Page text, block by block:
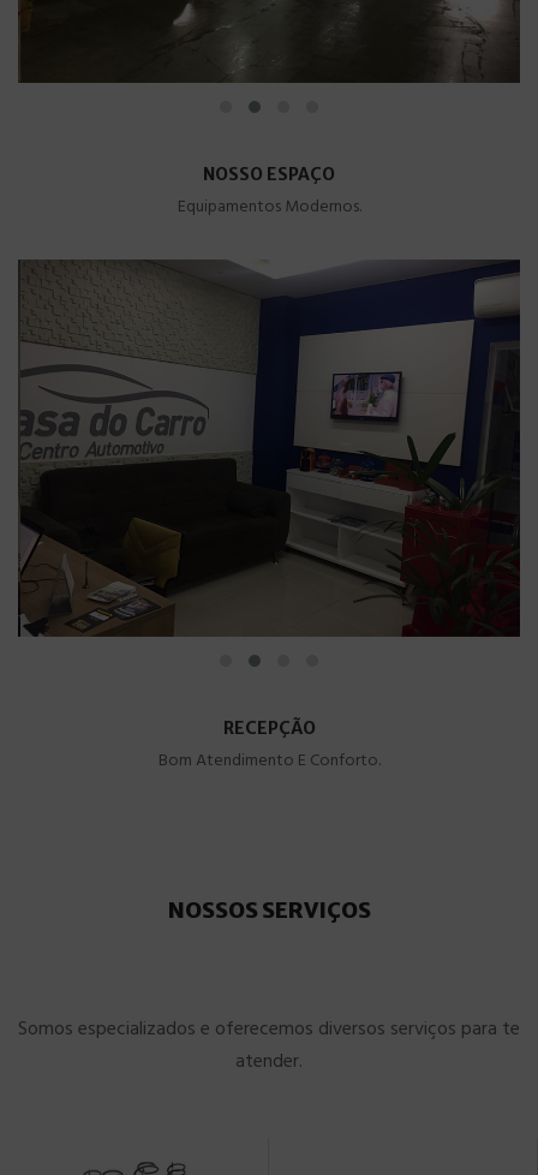
NOSSO ESPAÇO
Equipamentos Modernos.
RECEPÇÃO
Bom Atendimento E Conforto.
NOSSOS SERVIÇOS
Somos especializados e oferecemos diversos serviços para te
atender.